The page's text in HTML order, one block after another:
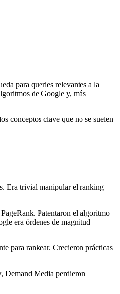
para queries relevantes a la
de Google y, más
conceptos clave que no se suelen
Era trivial manipular el ranking
Patentaron el algoritmo
era órdenes de magnitud
para rankear. Crecieron prácticas
Demand Media perdieron